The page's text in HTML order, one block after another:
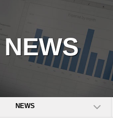
NEWS
NEWS